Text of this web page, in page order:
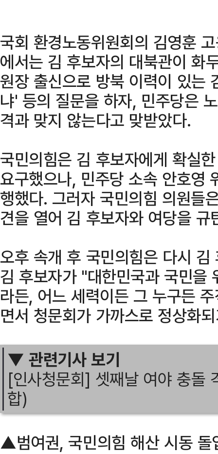
국회 환경노동위원회의 김영훈
에서는 김 후보자의 대북관이 화
원장 출신으로 방북 이력이 있는
냐' 등의 질문을 하자, 민주당은
격과 맞지 않는다고 맞받았다.
국민의힘은 김 후보자에게 확실
요구했으나, 민주당 소속 안호영
행했다. 그러자 국민의힘 의원들
견을 열어 김 후보자와 여당을 규
오후 속개 후 국민의힘은 다시
김 후보자가 "대한민국과 국민을
라든, 어느 세력이든 그 누구든
면서 청문회가 가까스로 정상화
▼ 관련기사 보기
[인사청문회] 셋째날 여야 충돌
합)
▲범여권, 국민의힘 해산 시동